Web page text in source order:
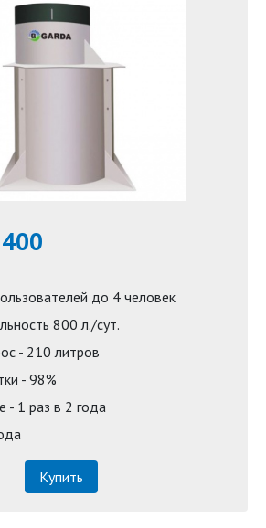
до 4 человек
800 л./сут.
- 210 литров
- 98%
- 1 раз в 2 года
Купить